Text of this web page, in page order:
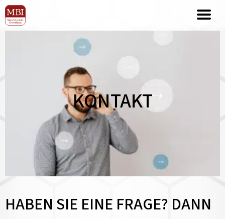
KONTAKT
HABEN SIE EINE FRAGE? DANN